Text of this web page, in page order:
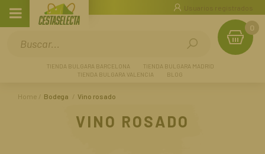
0
Usuarios registrados
TIENDA BULGARA BARCELONA
TIENDA BULGARA MADRID
TIENDA BULGARA VALENCIA
BLOG
Home Bodega Vino rosado
VINO ROSADO